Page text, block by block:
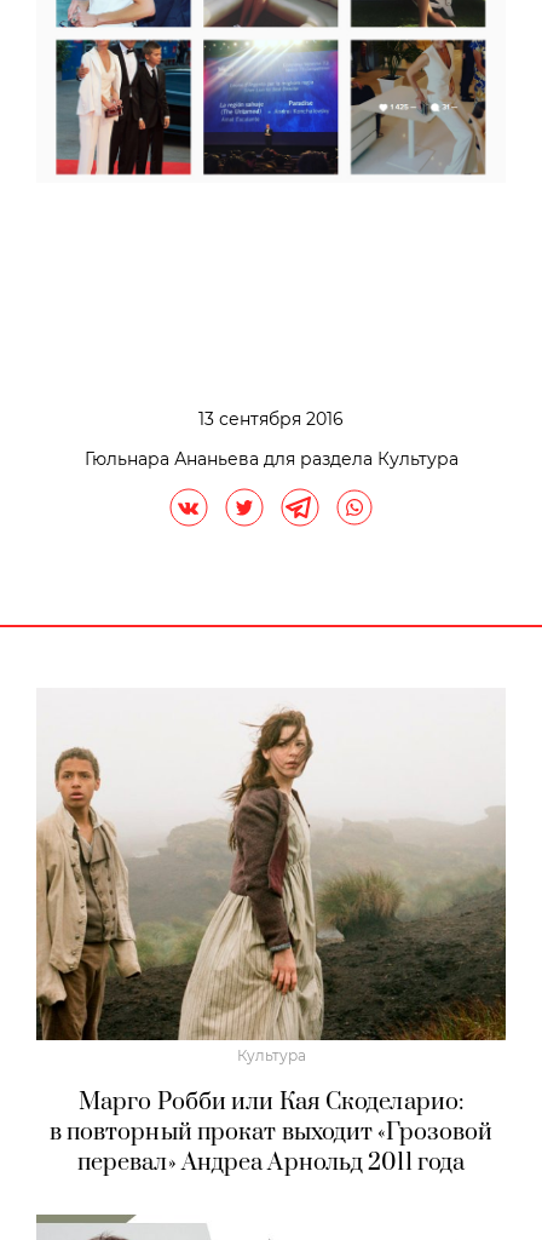
13 сентября 2016
Гюльнара Ананьева для раздела Культура
Культура
Марго Робби или Кая Скоделарио:
в повторный прокат выходит «Грозовой
перевал» Андреа Арнольд 2011 года